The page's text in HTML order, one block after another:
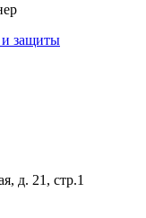
защиты
д. 21, стр.1